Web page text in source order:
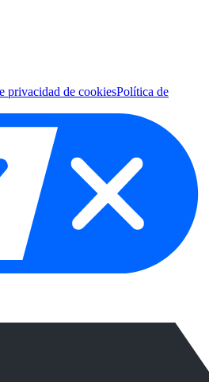
privacidad de cookiesPolítica de